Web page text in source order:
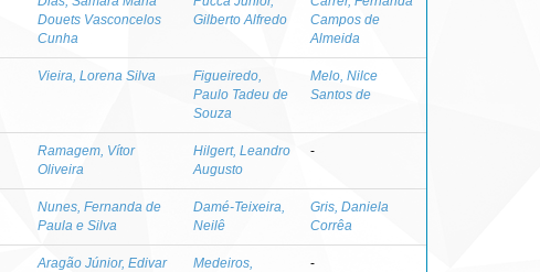
Douets Vasconcelos
Cunha
Gilberto Alfredo
Campos de
Almeida
Vieira, Lorena Silva
Figueiredo,
Paulo Tadeu de
Souza
Melo, Nilce
Santos de
Ramagem, Vítor
Oliveira
Hilgert, Leandro
Augusto
-
Nunes, Fernanda de
Paula e Silva
Damé-Teixeira,
Neilê
Gris, Daniela
Corrêa
Aragão Júnior, Edivar
Medeiros,
-